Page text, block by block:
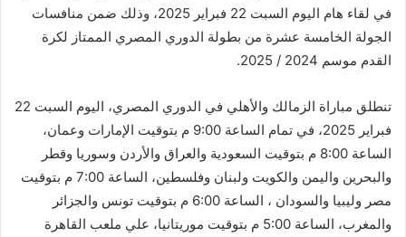
في لقاء هام اليوم السبت 22 فبراير 2025، وذلك ضمن منافسات
الجولة الخامسة عشرة من بطولة الدوري المصري الممتاز لكرة
القدم موسم 2024 / 2025.
تنطلق مباراة الزمالك والأهلي في الدوري المصري، اليوم السبت 22
فبراير 2025، في تمام الساعة 9:00 م بتوقيت الإمارات وعمان،
الساعة 8:00 م بتوقيت السعودية والعراق والأردن وسوريا وقطر
والبحرين واليمن والكويت ولبنان وفلسطين، الساعة 7:00 م بتوقيت
مصر وليبيا والسودان ، الساعة 6:00 م بتوقيت تونس والجزائر
والمغرب، الساعة 5:00 م بتوقيت موريتانيا، علي ملعب القاهرة